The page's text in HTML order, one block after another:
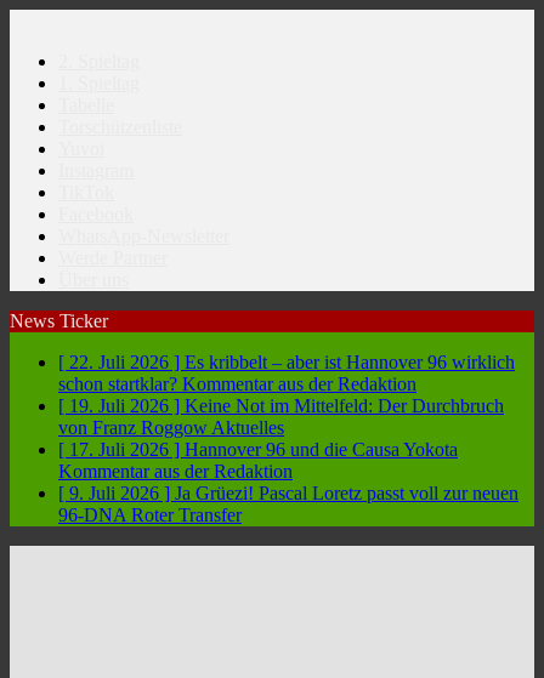
News Ticker
[ 22. Juli 2026 ] Es kribbelt – aber ist Hannover 96 wirklich
schon startklar? Kommentar aus der Redaktion
[ 19. Juli 2026 ] Keine Not im Mittelfeld: Der Durchbruch
von Franz Roggow Aktuelles
[ 17. Juli 2026 ] Hannover 96 und die Causa Yokota
Kommentar aus der Redaktion
[ 9. Juli 2026 ] Ja Grüezi! Pascal Loretz passt voll zur neuen
96-DNA Roter Transfer